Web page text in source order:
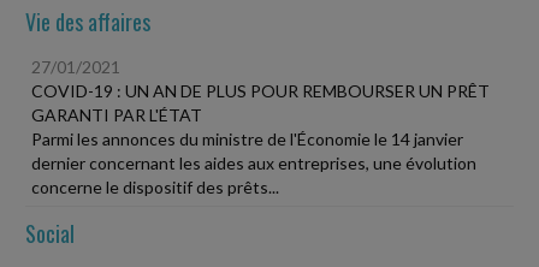
Vie des affaires
27/01/2021
COVID-19 : UN AN DE PLUS POUR REMBOURSER UN PRÊT
GARANTI PAR L'ÉTAT
Parmi les annonces du ministre de l'Économie le 14 janvier
dernier concernant les aides aux entreprises, une évolution
concerne le dispositif des prêts...
Social